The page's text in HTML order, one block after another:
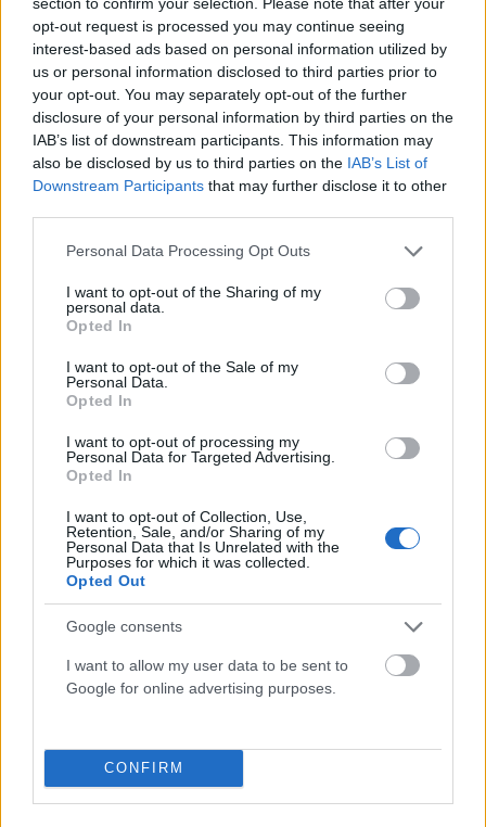
opt-out request is processed you may continue seeing
interest-based ads based on personal information utilized by
us or personal information disclosed to third parties prior to
your opt-out. You may separately opt-out of the further
disclosure of your personal information by third parties on the
IAB’s list of downstream participants. This information may
also be disclosed by us to third parties on the IAB’s List of
Downstream Participants that may further disclose it to other
Please note that this website/app uses one or more Google
not limited to your visit or usage behaviour. You may click to
grant or deny consent to Google and its third-party tags to
use your data for below specified purposes in below Google
consent section.
Personal Data Processing Opt Outs
I want to opt-out of the Sharing of my
personal data.
Opted In
I want to opt-out of the Sale of my
Personal Data.
Opted In
I want to opt-out of processing my
Personal Data for Targeted Advertising.
Opted In
I want to opt-out of Collection, Use,
Retention, Sale, and/or Sharing of my
Personal Data that Is Unrelated with the
Purposes for which it was collected.
Opted Out
Google consents
I want to allow my user data to be sent to
Google for online advertising purposes.
CONFIRM
– «Αφιέρωσε τη ζωή της στους ανθρώπους που είχαν
ανάγκη»
Σύγκρουση τραμ στη Γερμανία: Τουλάχιστον 25